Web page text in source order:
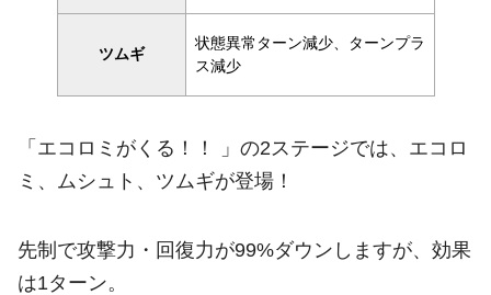
ツムギ
状態異常ターン減少、ターンプラ
ス減少
「エコロミがくる！！ 」の2ステージでは、エコロ
ミ、ムシュト、ツムギが登場！
先制で攻撃力・回復力が99%ダウンしますが、効果
は1ターン。